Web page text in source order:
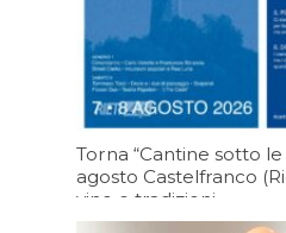
Torna “Cantine sotto le
agosto Castelfranco
vino e tradizioni.